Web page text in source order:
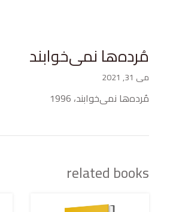
مُرده‌ها نمی‌خوابند
می 31, 2021
مُرده‌ها نمی‌خوابند، 1996
related books